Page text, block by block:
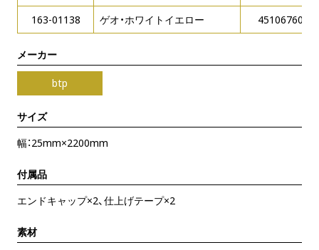
163-01138
ゲオ・ホワイトイエロー
メーカー
btp
サイズ
幅：25mm×2200mm
付属品
エンドキャップ×2、仕上げテープ×2
素材